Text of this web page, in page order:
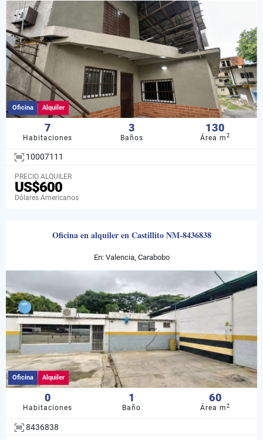
Oficina Alquiler
7
Habitaciones
3
Baños
130
Área m2
10007111
PRECIO ALQUILER
US$600
Dólares Americanos
Oficina en alquiler en Castillito NM-8436838
En: Valencia, Carabobo
Oficina Alquiler
0
Habitaciones
1
Baño
60
Área m2
8436838